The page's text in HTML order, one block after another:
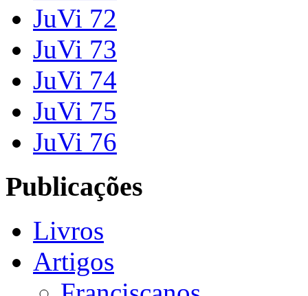
JuVi 72
JuVi 73
JuVi 74
JuVi 75
JuVi 76
Publicações
Livros
Artigos